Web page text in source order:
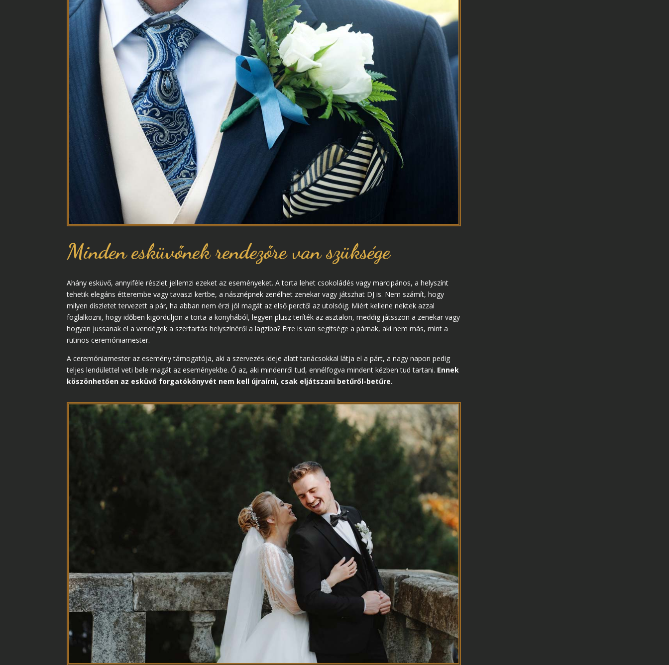
Minden esküvőnek rendezőre van szüksége
Ahány esküvő, annyiféle részlet jellemzi ezeket az eseményeket. A torta lehet csokoládés vagy marcipános, a helyszínt
tehetik elegáns étterembe vagy tavaszi kertbe, a násznépnek zenélhet zenekar vagy játszhat DJ is. Nem számít, hogy
milyen díszletet tervezett a pár, ha abban nem érzi jól magát az első perctől az utolsóig. Miért kellene nektek azzal
foglalkozni, hogy időben kigördüljön a torta a konyhából, legyen plusz teríték az asztalon, meddig játsszon a zenekar vagy
hogyan jussanak el a vendégek a szertartás helyszínéről a lagziba? Erre is van segítsége a párnak, aki nem más, mint a
rutinos ceremóniamester.
A ceremóniamester az esemény támogatója, aki a szervezés ideje alatt tanácsokkal látja el a párt, a nagy napon pedig
teljes lendülettel veti bele magát az eseményekbe. Ő az, aki mindenről tud, ennélfogva mindent kézben tud tartani. Ennek
köszönhetően az esküvő forgatókönyvét nem kell újraírni, csak eljátszani betűről-betűre.